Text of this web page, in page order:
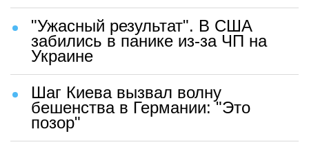
"Ужасный результат". В США
забились в панике из-за ЧП на
Украине
Шаг Киева вызвал волну
бешенства в Германии: "Это
позор"